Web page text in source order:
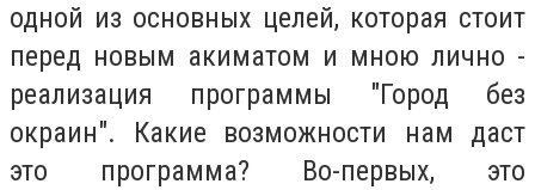
одной из основных целей, которая стоит
перед новым акиматом и мною лично -
реализация программы "Город без
окраин". Какие возможности нам даст
это программа? Во-первых, это